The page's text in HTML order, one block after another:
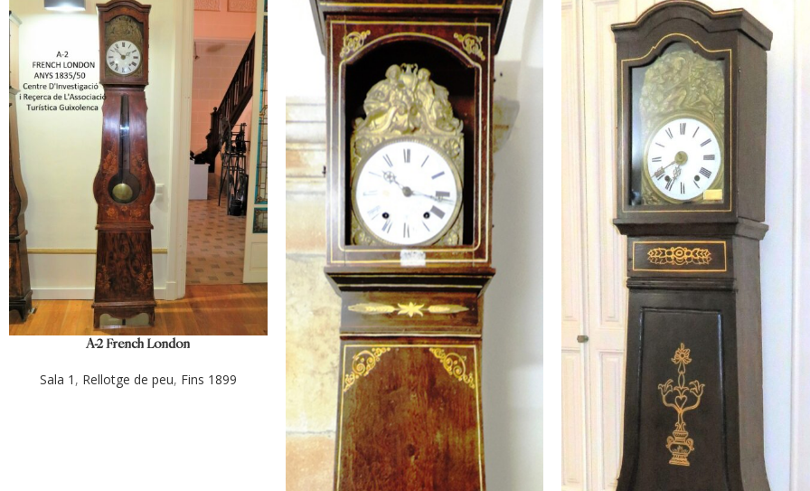
A-2 French London
Sala 1 , Rellotge de peu, Fins 1899